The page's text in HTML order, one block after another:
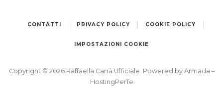
CONTATTI PRIVACY POLICY COOKIE POLICY
IMPOSTAZIONI COOKIE
Copyright © 2026 Raffaella Carrà Ufficiale. Powered by Armada –
HostingPerTe